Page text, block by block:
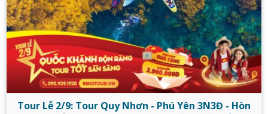
Tour Lễ 2/9: Tour Quy Nhơn - Phú Yên 3N3Đ - Hòn